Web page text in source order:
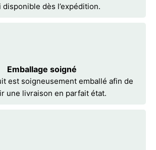
disponible dès l’expédition.
Emballage soigné
est soigneusement emballé afin de
une livraison en parfait état.